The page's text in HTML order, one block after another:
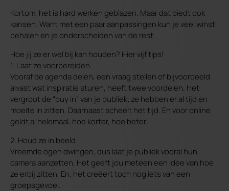
Kortom, het is hard werken geblazen. Maar dat biedt ook
kansen. Want met een paar aanpassingen kun je veel winst
behalen en je onderscheiden van de rest.
Hoe jij ze er wel bij kan houden? Hier vijf tips!
1. Laat ze voorbereiden.
Vooraf de agenda delen, een vraag stellen of bijvoorbeeld
alvast wat inspiratie sturen, heeft twee voordelen. Het
vergroot de “buy in” van je publiek; ze hebben er al tijd en
moeite in zitten. Daarnaast scheelt het tijd. En voor online
geldt al helemaal: hoe korter, hoe beter.
2. Houd ze in beeld.
Vreemde ogen dwingen, dus laat je publiek vooral hun
camera aanzetten. Het geeft jou meteen een idee van hoe
ze erbij zitten. En, het creëert toch nog iets van een
groepsgevoel.